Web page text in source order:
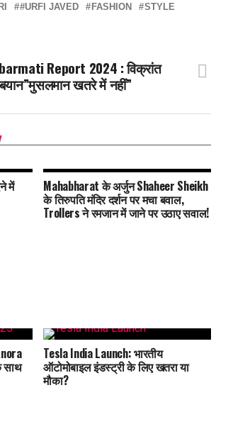
#URFI JAVED FASHION
STYLE
Report 2024 : विक्रांत
खतरे में नहीं”
में Mahabharat के अर्जुन Shaheer Sheikh
के तिरुपति मंदिर दर्शन पर मचा बवाल,
Trollers ने रमजान में जाने पर उठाए सवाल!
साथ
Tesla India Launch: भारतीय
ऑटोमोबाइल इंडस्ट्री के लिए खतरा या
मौका?